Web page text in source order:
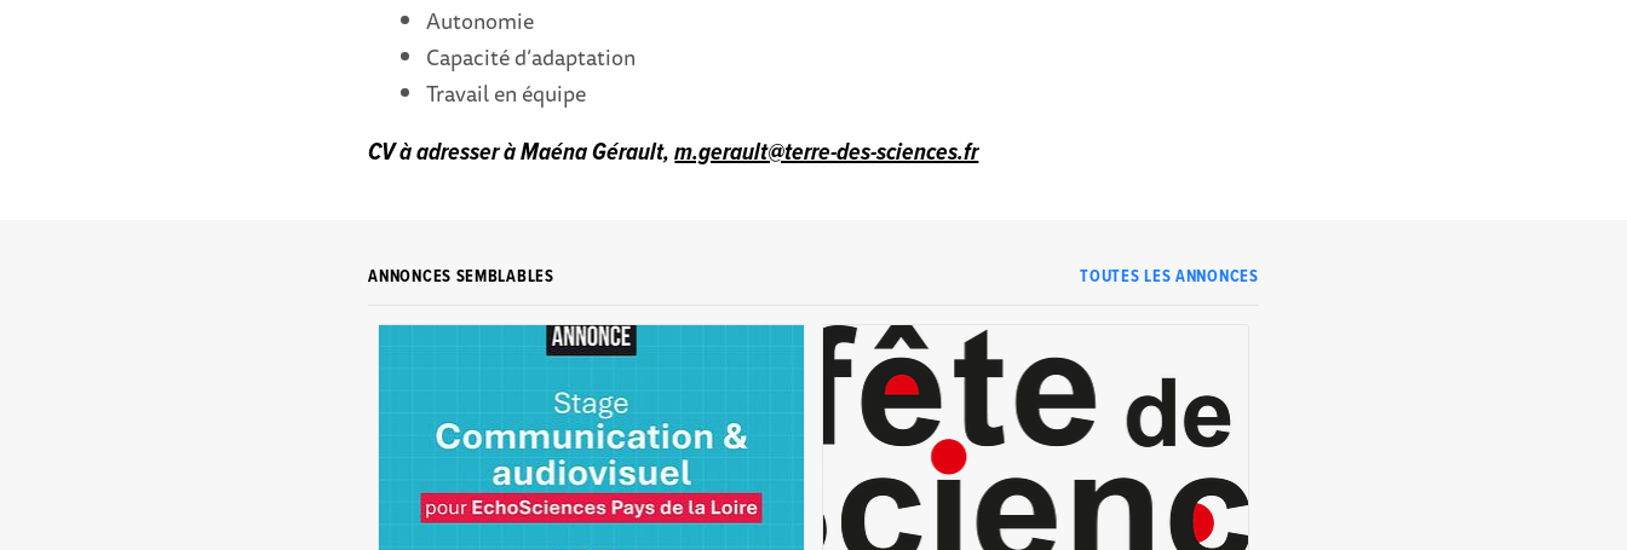
Autonomie
Capacité d’adaptation
Travail en équipe
CV à adresser à Maéna Gérault, m.gerault@terre-des-sciences.fr
TOUTES LES ANNONCES
ANNONCES SEMBLABLES